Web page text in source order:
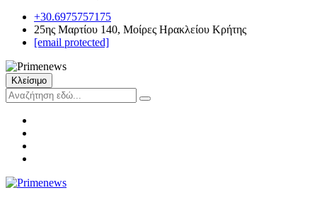
+30.6975757175
25ης Μαρτίου 140, Μοίρες Ηρακλείου Κρήτης
[email protected]
Κλείσιμο